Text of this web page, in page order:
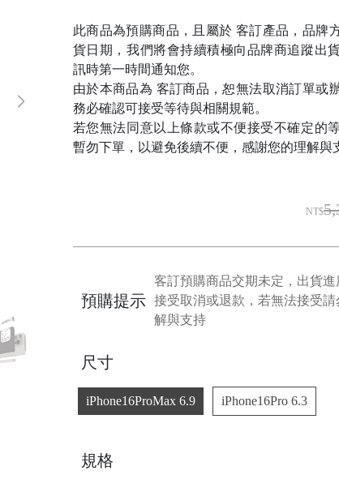
此商品為預購商品，且屬於 客訂產品，品牌
貨日期，我們將會持續積極向品牌商追蹤出
訊時第一時間通知您。
由於本商品為 客訂商品，恕無法取消訂單或
務必確認可接受等待與相關規範。
若您無法同意以上條款或不便接受不確定的
暫勿下單，以避免後續不便，感謝您的理解與
NT$
預購提示
客訂預購商品交期未定，出貨
接受取消或退款，若無法接受
解與支持
尺寸
iPhone16ProMax 6.9 iPhone16Pro 6.3
規格